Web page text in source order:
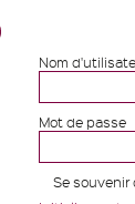
Nom
Mot de passe
Se souvenir